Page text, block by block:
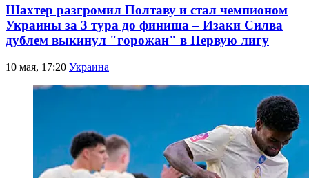
Шахтер разгромил Полтаву и стал чемпионом
Украины за 3 тура до финиша – Изаки Силва
дублем выкинул "горожан" в Первую лигу
10 мая, 17:20 Украина